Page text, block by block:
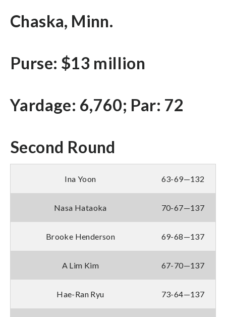
Chaska, Minn.
Purse: $13 million
Yardage: 6,760; Par: 72
Second Round
Ina Yoon 63-69—132
Nasa Hataoka 70-67—137
Brooke Henderson 69-68—137
A Lim Kim 67-70—137
Hae-Ran Ryu 73-64—137